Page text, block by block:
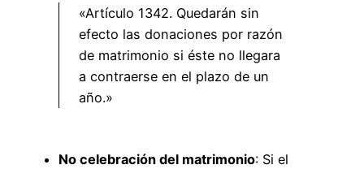
«Artículo 1342. Quedarán sin
efecto las donaciones por razón
de matrimonio si éste no llegara
a contraerse en el plazo de un
año.»
No celebración del matrimonio: Si el